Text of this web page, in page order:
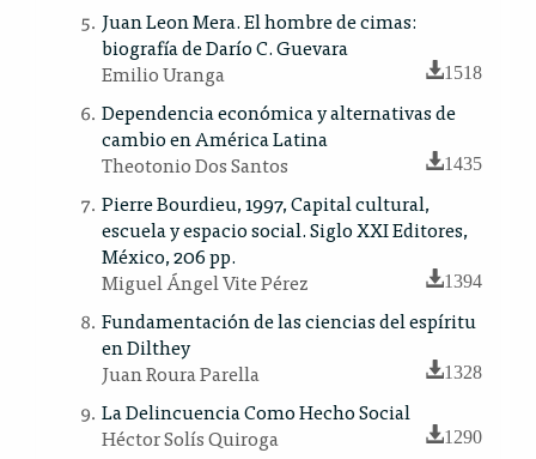
Juan Leon Mera. El hombre de cimas:
biografía de Darío C. Guevara
Emilio Uranga
1518
Dependencia económica y alternativas de
cambio en América Latina
Theotonio Dos Santos
1435
Pierre Bourdieu, 1997, Capital cultural,
escuela y espacio social. Siglo XXI Editores,
México, 206 pp.
Miguel Ángel Vite Pérez
1394
Fundamentación de las ciencias del espíritu
en Dilthey
Juan Roura Parella
1328
La Delincuencia Como Hecho Social
Héctor Solís Quiroga
1290